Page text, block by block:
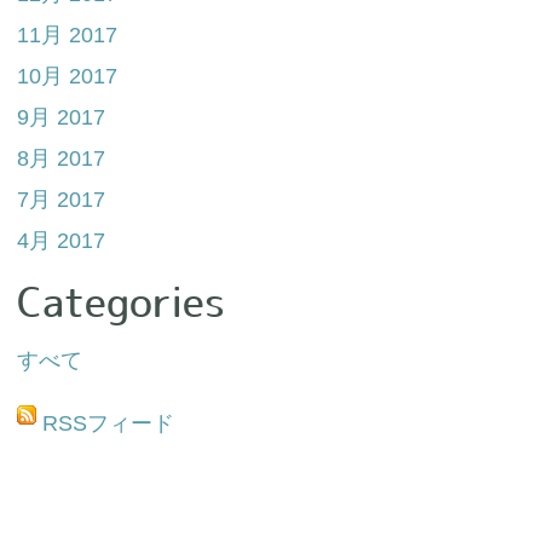
11月 2017
10月 2017
9月 2017
8月 2017
7月 2017
4月 2017
Categories
すべて
RSSフィード